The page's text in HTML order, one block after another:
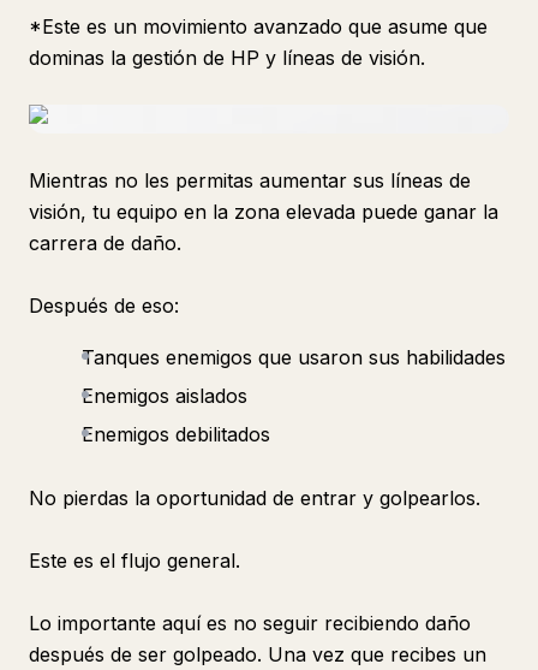
*Este es un movimiento avanzado que asume que
dominas la gestión de HP y líneas de visión.
Mientras no les permitas aumentar sus líneas de
visión, tu equipo en la zona elevada puede ganar la
carrera de daño.
Después de eso:
Tanques enemigos que usaron sus habilidades
Enemigos aislados
Enemigos debilitados
No pierdas la oportunidad de entrar y golpearlos.
Este es el flujo general.
Lo importante aquí es no seguir recibiendo daño
después de ser golpeado. Una vez que recibes un